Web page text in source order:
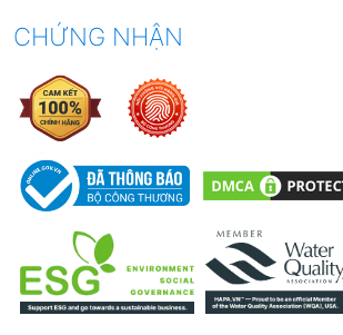
nhất, không có năng lượng hao phí
nhãn này. Mức A+++ là một trong
kiệm năng lượng cao. Bên cạnh đó,
LP9 850 40782501 còn có chương
rửa chén, dĩa sạch sẽ và nhanh
tiết kiệm tối đa lượng nước sử dụng.
CHỨNG NHẬN